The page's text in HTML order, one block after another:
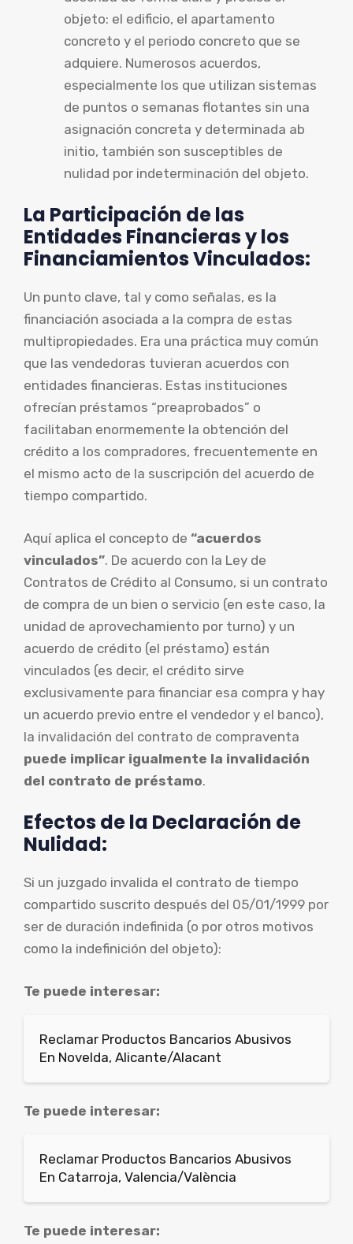
objeto: el edificio, el apartamento
concreto y el periodo concreto que se
adquiere. Numerosos acuerdos,
especialmente los que utilizan sistemas
de puntos o semanas flotantes sin una
asignación concreta y determinada ab
initio, también son susceptibles de
nulidad por indeterminación del objeto.
La Participación de las
Entidades Financieras y los
Financiamientos Vinculados:
Un punto clave, tal y como señalas, es la
financiación asociada a la compra de estas
multipropiedades. Era una práctica muy común
que las vendedoras tuvieran acuerdos con
entidades financieras. Estas instituciones
ofrecían préstamos “preaprobados” o
facilitaban enormemente la obtención del
crédito a los compradores, frecuentemente en
el mismo acto de la suscripción del acuerdo de
tiempo compartido.
Aquí aplica el concepto de “acuerdos
vinculados”. De acuerdo con la Ley de
Contratos de Crédito al Consumo, si un contrato
de compra de un bien o servicio (en este caso, la
unidad de aprovechamiento por turno) y un
acuerdo de crédito (el préstamo) están
vinculados (es decir, el crédito sirve
exclusivamente para financiar esa compra y hay
un acuerdo previo entre el vendedor y el banco),
la invalidación del contrato de compraventa
puede implicar igualmente la invalidación
del contrato de préstamo.
Efectos de la Declaración de
Nulidad:
Si un juzgado invalida el contrato de tiempo
compartido suscrito después del 05/01/1999 por
ser de duración indefinida (o por otros motivos
como la indefinición del objeto):
Te puede interesar:
Reclamar Productos Bancarios Abusivos
En Novelda, Alicante/Alacant
Te puede interesar:
Reclamar Productos Bancarios Abusivos
En Catarroja, Valencia/València
Te puede interesar: